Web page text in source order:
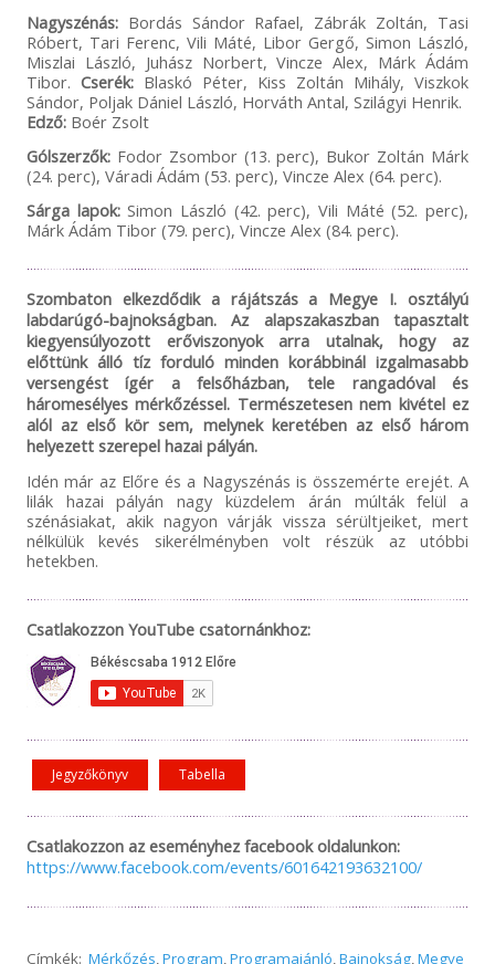
Nagyszénás:Bordás Sándor Rafael, Zábrák Zoltán, Tasi
Róbert, Tari Ferenc, Vili Máté, Libor Gergő, Simon László,
Miszlai László, Juhász Norbert, Vincze Alex, Márk Ádám
Tibor. Cserék:Blaskó Péter, Kiss Zoltán Mihály, Viszkok
Sándor, Poljak Dániel László, Horváth Antal, Szilágyi Henrik.
Edző:Boér Zsolt
Gólszerzők:Fodor Zsombor (13. perc), Bukor Zoltán Márk
(24. perc), Váradi Ádám (53. perc), Vincze Alex (64. perc).
Sárga lapok:Simon László (42. perc), Vili Máté (52. perc),
Márk Ádám Tibor (79. perc), Vincze Alex (84. perc).
Szombaton elkezdődik a rájátszás a Megye I. osztályú
labdarúgó-bajnokságban. Az alapszakaszban tapasztalt
kiegyensúlyozott erőviszonyok arra utalnak, hogy az
előttünk álló tíz forduló minden korábbinál izgalmasabb
versengést ígér a felsőházban, tele rangadóval és
háromesélyes mérkőzéssel. Természetesen nem kivétel ez
alól az első kör sem, melynek keretében az első három
helyezett szerepel hazai pályán.
Idén már az Előre és a Nagyszénás is összemérte erejét. A
lilák hazai pályán nagy küzdelem árán múlták felül a
szénásiakat, akik nagyon várják vissza sérültjeiket, mert
nélkülük kevés sikerélményben volt részük az utóbbi
hetekben.
Csatlakozzon YouTube csatornánkhoz:
Jegyzőkönyv Tabella
Csatlakozzon az eseményhez facebook oldalunkon:
https://www.facebook.com/events/601642193632100/
Címkék: Mérkőzés Program Programajánló Bajnokság, Megye